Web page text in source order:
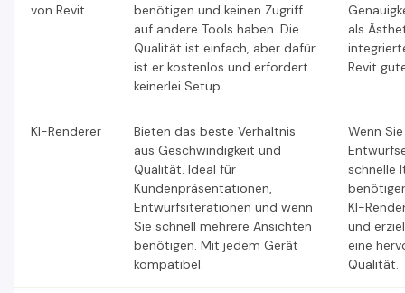
von Revit
benötigen und keinen Zugriff
auf andere Tools haben. Die
Qualität ist einfach, aber dafür
ist er kostenlos und erfordert
keinerlei Setup.
als
Revit
KI-Renderer
Bieten das beste Verhältnis
aus Geschwindigkeit und
Qualität. Ideal für
Kundenpräsentationen,
Entwurfsiterationen und wenn
Sie schnell mehrere Ansichten
benötigen. Mit jedem Gerät
kompatibel.
Wenn
schnelle
KI-
und
eine
Qualität.